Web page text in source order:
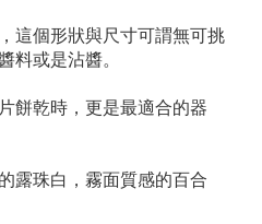
這個形狀與尺寸可謂無可挑
料或是沾醬。
餅乾時，更是最適合的器
露珠白，霧面質感的百合